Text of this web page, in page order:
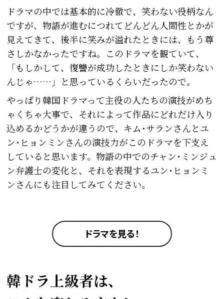
ドラマの中では基本的に冷徹で、笑わない役柄なん
ですが、物語が進むにつれてどんどん人間性とかが
見えてきて、後半に笑みが溢れたときには、もう尊
さしかなかったですね。このドラマを観ていて、
「もしかして、復讐が成功したときにしか笑わない
んじゃ……」と思っているくらいだったので。
やっぱり韓国ドラマって主役の人たちの演技がめち
ゃくちゃ大事で、それによって作品にどれだけ入り
込めるかどうかが違うので、キム･サランさんとユ
ン･ヒョンミンさんの演技力がこのドラマを下支え
していると思います。物語の中でのチャン･ミンジュ
ン弁護士の変化と、それを表現するユン･ヒョンミ
ンさんにも注目してみてください。
ドラマを見る！
韓ドラ上級者は、